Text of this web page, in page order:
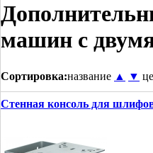
машин с
Сортировка:название ▲ ▼
Стенная консоль для